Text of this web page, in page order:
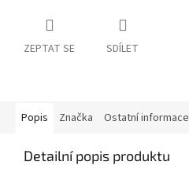
ZEPTAT SE SDÍLET
Popis Značka Ostatní informace
Detailní popis produktu